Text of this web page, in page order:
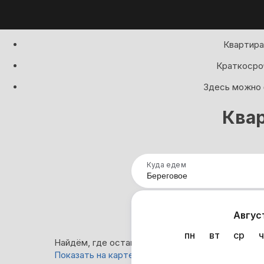
Здесь можно
Куда едем
пн
вт ср
Найдём, где остановиться в Береговом: 32
Показать на карте